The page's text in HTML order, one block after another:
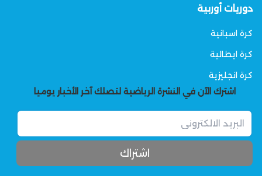
دوريات أوربية
كرة اسبانية
كرة ايطالية
كرة انجليزية
اشترك الآن في النشرة الرياضية لتصلك آخر الأخبار يوميا